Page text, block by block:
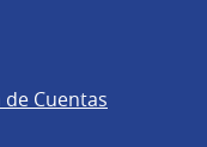
Cuentas